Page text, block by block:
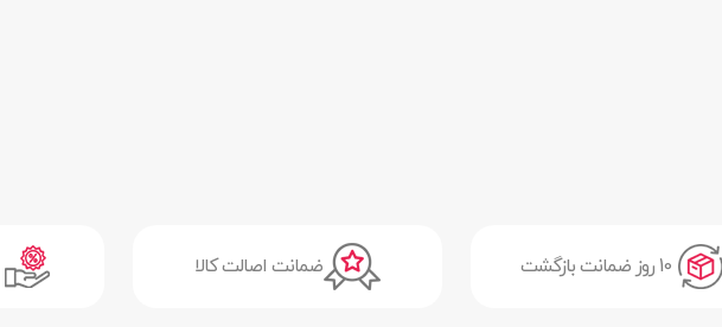
10 روز ضمانت بازگشت ضمانت اصالت کالا